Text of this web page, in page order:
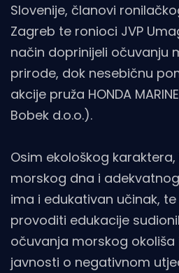
Slovenije, članovi
Zagreb te ronioci JVP
način doprinijeli očuvanju
prirode, dok nesebičnu
akcije pruža HONDA
Bobek d.o.o.).
Osim ekološkog
morskog dna i
ima i edukativan učinak,
provoditi edukacije
očuvanja morskog
javnosti o negativnom